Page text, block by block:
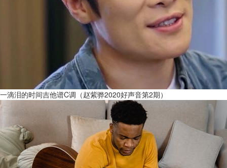
一滴泪的时间吉他谱C调（赵紫骅2020好声音第2期）